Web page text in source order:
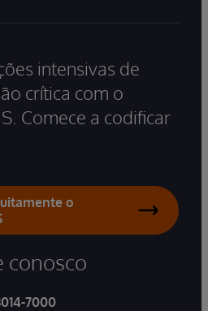
intensivas de
crítica com o
Comece a codificar
o
conosco
7000